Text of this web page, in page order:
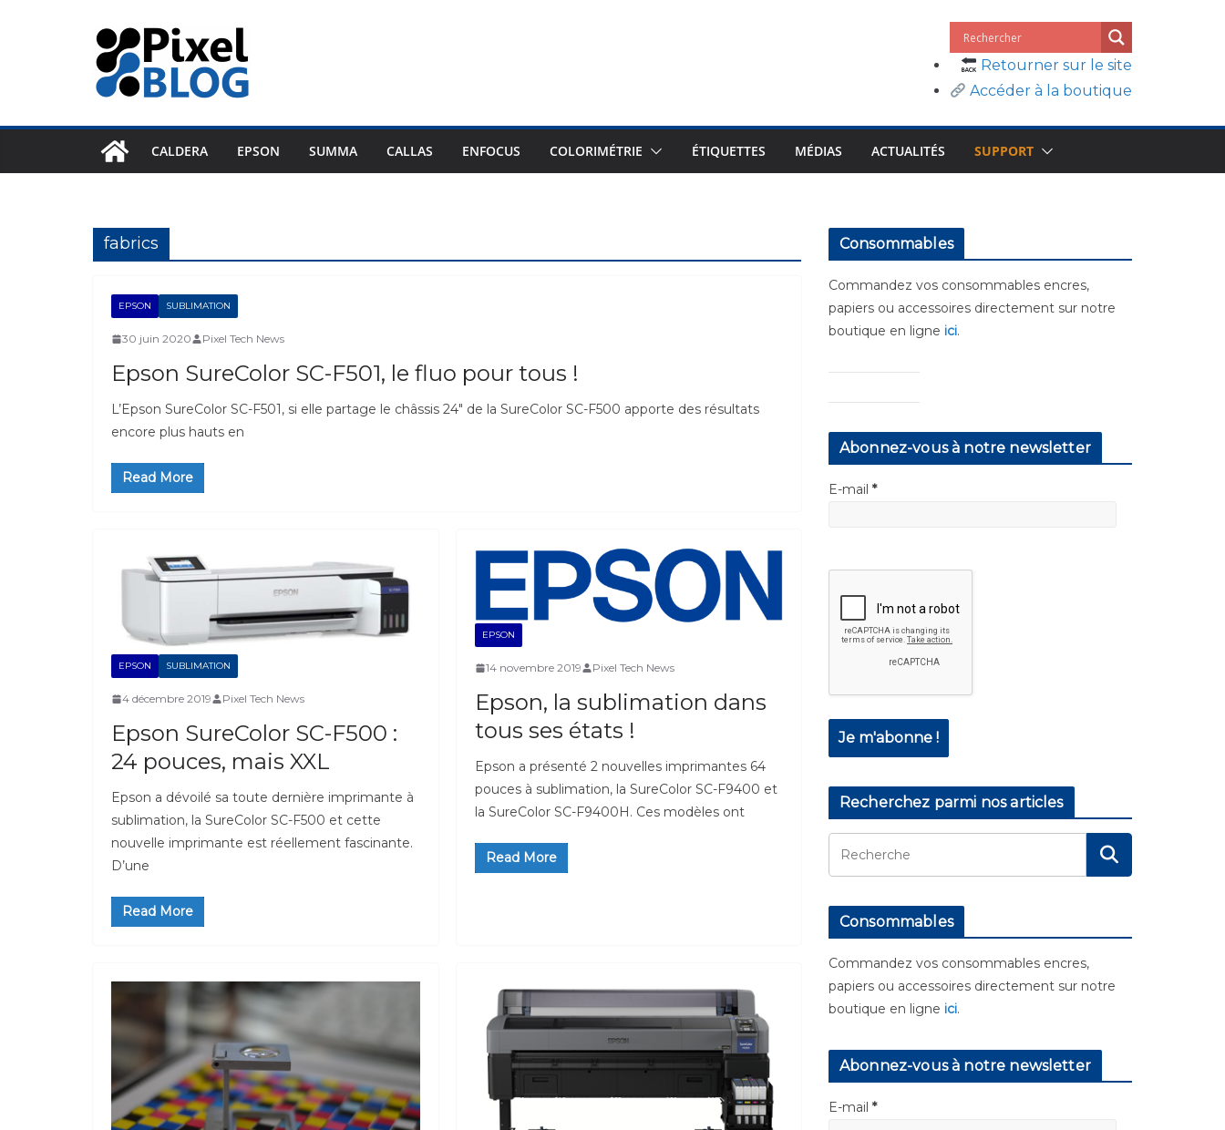
Retourner sur le site
Accéder à la boutique
CALDERA EPSON SUMMA CALLAS ENFOCUS COLORIMÉTRIE ÉTIQUETTES MÉDIAS ACTUALITÉS SUPPORT
fabrics
EPSON SUBLIMATION
30 juin 2020 Pixel Tech News
Epson SureColor SC-F501, le fluo pour tous !
L’Epson SureColor SC-F501, si elle partage le châssis 24″ de la SureColor SC-F500 apporte des résultats
encore plus hauts en
Read More
EPSON SUBLIMATION
4 décembre 2019 Pixel Tech News
Epson SureColor SC-F500 :
24 pouces, mais XXL
Epson a dévoilé sa toute dernière imprimante à
sublimation, la SureColor SC-F500 et cette
nouvelle imprimante est réellement fascinante.
D’une
Read More
EPSON
14 novembre 2019 Pixel Tech News
Epson, la sublimation dans
tous ses états !
Epson a présenté 2 nouvelles imprimantes 64
pouces à sublimation, la SureColor SC-F9400 et
la SureColor SC-F9400H. Ces modèles ont
Read More
Consommables
Commandez vos consommables encres,
papiers ou accessoires directement sur notre
boutique en ligne ici.
Abonnez-vous à notre newsletter
E-mail *
Recherchez parmi nos articles
Consommables
Commandez vos consommables encres,
papiers ou accessoires directement sur notre
boutique en ligne ici.
Abonnez-vous à notre newsletter
E-mail *